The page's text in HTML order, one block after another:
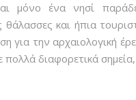
μόνο ένα νησί
και ήπια
για την αρχαιολογική
διαφορετικά σημεία,